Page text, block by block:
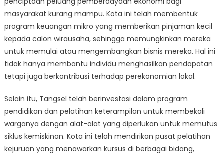
masyarakat kurang mampu. Kota ini telah membentuk
program keuangan mikro yang memberikan pinjaman kecil
kepada calon wirausaha, sehingga memungkinkan mereka
untuk memulai atau mengembangkan bisnis mereka. Hal ini
tidak hanya membantu individu menghasilkan pendapatan
tetapi juga berkontribusi terhadap perekonomian lokal.
Selain itu, Tangsel telah berinvestasi dalam program
pendidikan dan pelatihan keterampilan untuk membekali
warganya dengan alat-alat yang diperlukan untuk memutus
siklus kemiskinan. Kota ini telah mendirikan pusat pelatihan
kejuruan yang menawarkan kursus di berbagai bidang,